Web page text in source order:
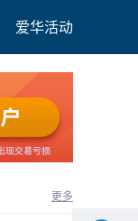
爱华活动
更多